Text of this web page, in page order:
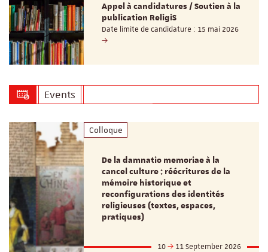
Appel à candidatures / Soutien à la
publication ReligiS
Date limite de candidature : 15 mai 2026
Events
Colloque
De la damnatio memoriae à la
cancel culture : réécritures de la
mémoire historique et
reconfigurations des identités
religieuses (textes, espaces,
pratiques)
10
11 September 2026